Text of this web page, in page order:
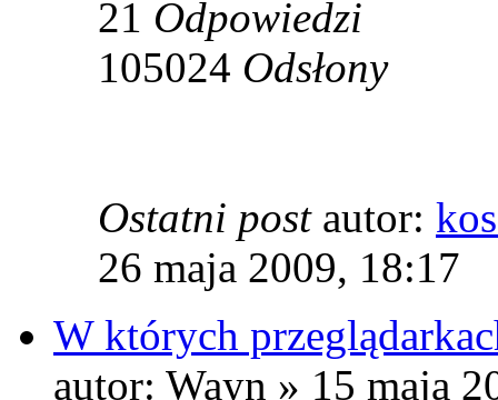
21 Odpowiedzi
105024 Odsłony
Ostatni post autor:
26 maja 2009, 18:17
W których
autor: Wayn » 15 maja